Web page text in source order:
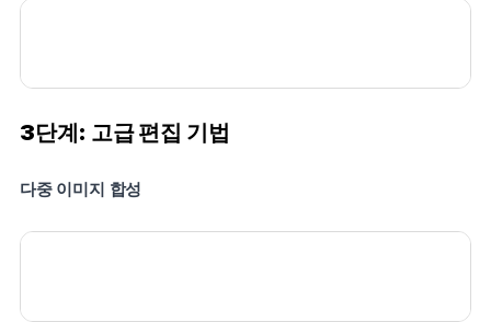
3단계: 고급 편집 기법
다중 이미지 합성